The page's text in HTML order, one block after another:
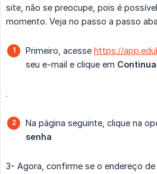
site, não se preocupe, pois é
momento. Veja no passo a passo
Primeiro, acesse https://
seu e-mail e clique em
.
Na página seguinte, clique na
senha
3- Agora, confirme se o endereço